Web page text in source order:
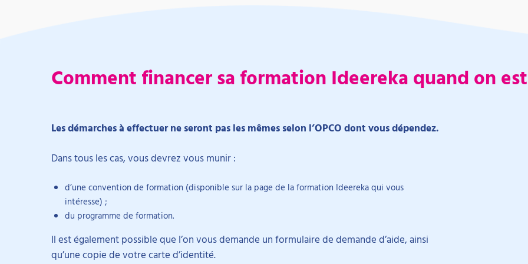
Comment financer sa formation Ideereka quand on
Les démarches à effectuer ne seront pas les mêmes selon l’OPCO dont vous dépendez.
Dans tous les cas, vous devrez vous munir :
d’une convention de formation (disponible sur la page de la formation Ideereka qui vous
intéresse) ;
du programme de formation.
Il est également possible que l’on vous demande un formulaire de demande d’aide, ainsi
qu’une copie de votre carte d’identité.